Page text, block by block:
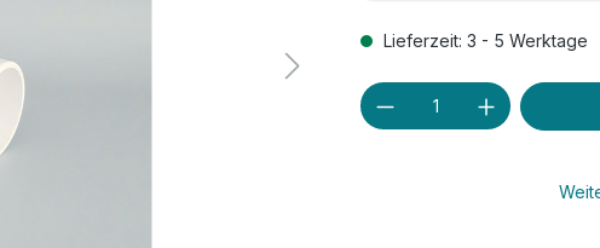
Lieferzeit: 3 - 5 Werktage
Produkt Anzahl: